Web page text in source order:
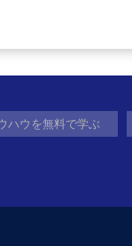
ハウを無料で学ぶ